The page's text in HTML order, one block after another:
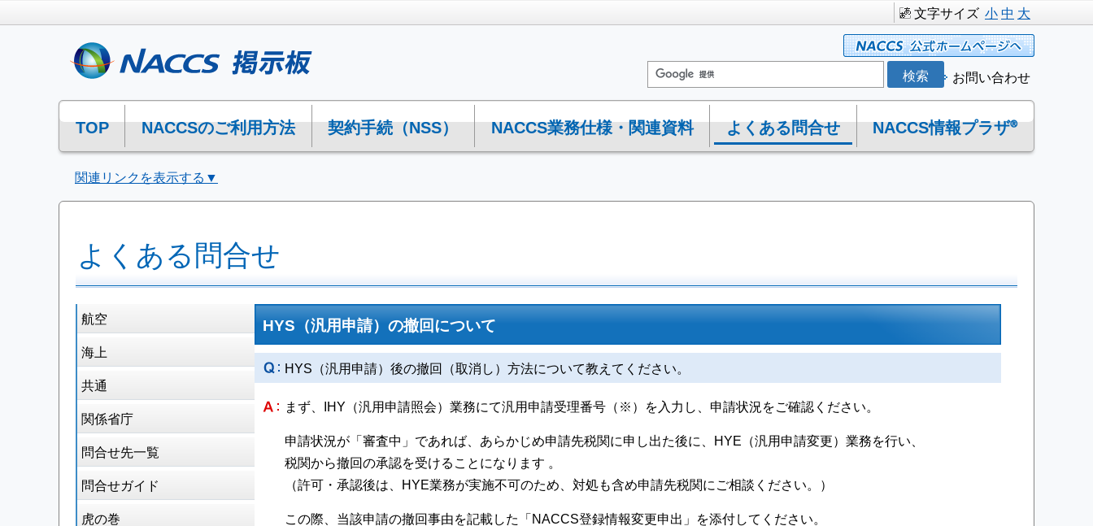
文字サイズ 小中 大
お問い合わせ
TOP NACCSのご利用方法 契約手続（NSS） NACCS業務仕様・関連資料 よくある問合せ NACCS情報プラザ®
関連リンクを表示する▼
よくある問合せ
航空
海上
共通
関係省庁
問合せ先一覧
問合せガイド
虎の巻
HYS（汎用申請）の撤回について
HYS（汎用申請）後の撤回（取消し）方法について教えてください。
まず、IHY（汎用申請照会）業務にて汎用申請受理番号（※）を入力し、申請状況をご確認ください。
申請状況が「審査中」であれば、あらかじめ申請先税関に申し出た後に、HYE（汎用申請変更）業務を行い、
税関から撤回の承認を受けることになります 。
（許可・承認後は、HYE業務が実施不可のため、対処も含め申請先税関にご相談ください。）
この際、当該申請の撤回事由を記載した「NACCS登録情報変更申出」を添付してください。